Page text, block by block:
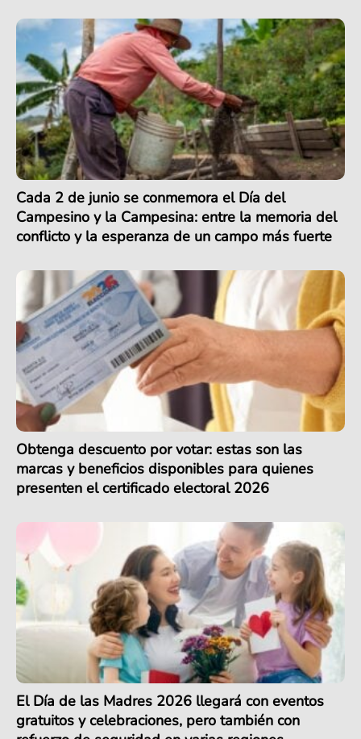
Cada 2 de junio se conmemora el Día del
Campesino y la Campesina: entre la memoria del
conflicto y la esperanza de un campo más fuerte
Obtenga descuento por votar: estas son las
marcas y beneficios disponibles para quienes
presenten el certificado electoral 2026
El Día de las Madres 2026 llegará con eventos
gratuitos y celebraciones, pero también con